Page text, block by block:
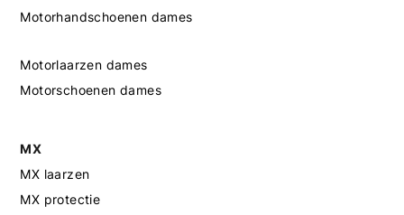
Motorhandschoenen dames
Motorlaarzen dames
Motorschoenen dames
MX
MX laarzen
MX protectie